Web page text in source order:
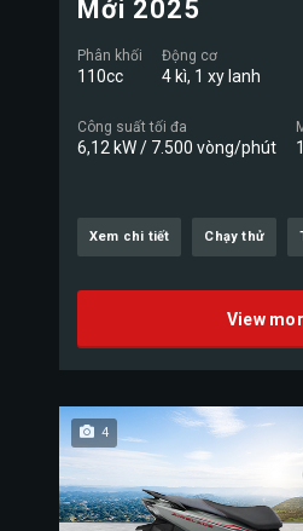
Mới 2025
Phân khối
110cc
Động cơ
4 kì, 1 xy lanh
Công suất tối đa
6,12 kW / 7.500 vòng/phút
Xem chi tiết Chạy thử
View
4